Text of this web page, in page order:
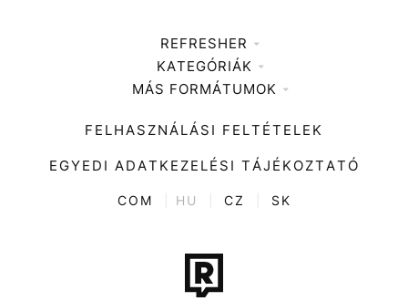
REFRESHER
Médiaajánlat
KATEGÓRIÁK
Zene
Divat
Kultúra
ENTR
Tech-Tudomány
MÁS FORMÁTUMOK
FELHASZNÁLÁSI FELTÉTELEK
EGYEDI ADATKEZELÉSI TÁJÉKOZTATÓ
COM HU CZ SK